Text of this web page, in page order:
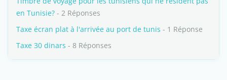
en Tunisie? - 2 Réponses
Taxe écran plat à l'arrivée au port de tunis - 1 Réponse
Taxe 30 dinars - 8 Réponses